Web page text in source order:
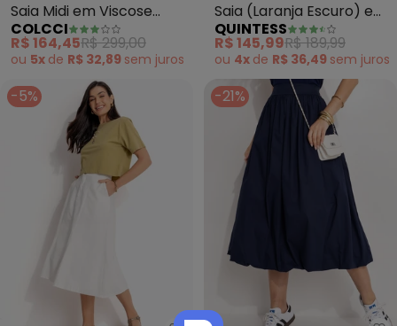
Saia Midi em Viscose
(Estampada)
COLCCI
R$ 164,45R$ 299,00
ou 5x de R$ 32,89 sem juros
Saia (Laranja Escuro) em
Linho
QUINTESS
R$ 145,99R$ 189,99
ou 4x de R$ 36,49 sem juros
-5% -21%